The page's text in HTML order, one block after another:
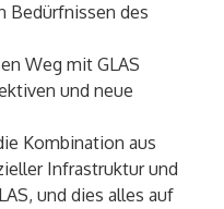
Bedürfnissen des
Weg mit GLAS
und neue
Kombination aus
Infrastruktur und
und dies alles auf